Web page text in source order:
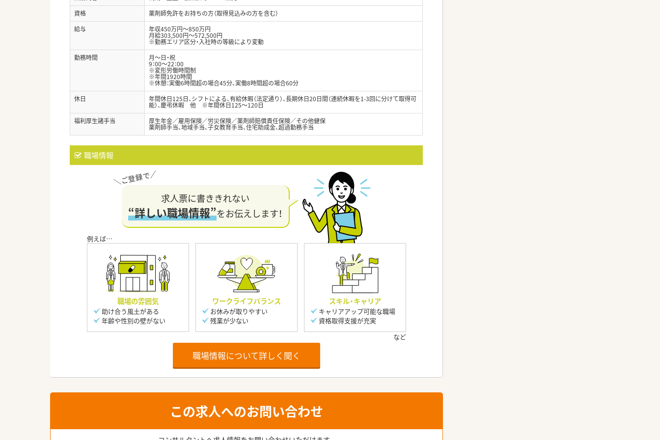
資格
薬剤師免許をお持ちの方（取得見込みの方を含む）
給与
年収450万円～850万円
月給303,500円～572,500円
※勤務エリア区分・入社時の等級により変動
勤務時間
月～日・祝
9：00～22：00
※変形労働時間制
※年間1920時間
※休憩：実働6時間超の場合45分、実働8時間超の場合60分
休日
年間休日125日、シフトによる、有給休暇（法定通り）、長期休日20日間（連続休暇を1-3回に分けて取得可
能）、慶弔休暇 他 ※年間休日125～120日
福利厚生諸手当
厚生年金／雇用保険／労災保険／薬剤師賠償責任保険／その他健保
薬剤師手当、地域手当、子女教育手当、住宅助成金、超過勤務手当
職場情報
求人票に書ききれない
“詳しい職場情報”をお伝えします！
職場の雰囲気
助け合う風土がある
年齢や性別の壁がない
ワークライフバランス
お休みが取りやすい
残業が少ない
スキル・キャリア
キャリアアップ可能な職場
資格取得支援が充実
職場情報について詳しく聞く
この求人へのお問い合わせ